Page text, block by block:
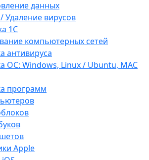
данных
Удаление вирусов
1С
компьютерных сетей
антивируса
ОС: Windows, Linux / Ubuntu, МАС
программ
Apple